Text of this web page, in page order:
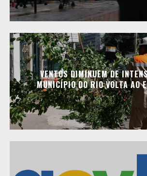
VENTOS DIMINUEM DE
MUNICÍPIO DO RIO VOLTA AO